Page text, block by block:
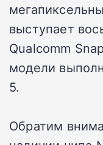
выступает
Qualcomm
модели
5.
Обратим